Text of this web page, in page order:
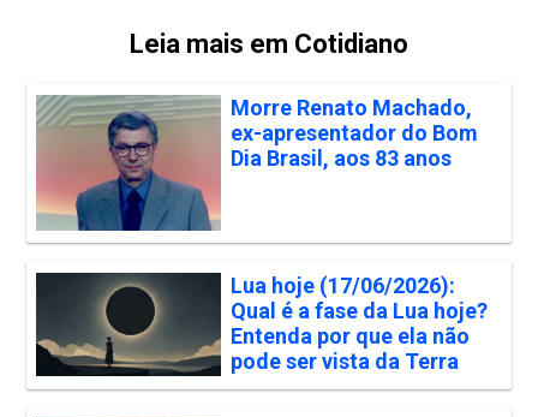
Leia mais em Cotidiano
Morre Renato Machado,
ex-apresentador do Bom
Dia Brasil, aos 83 anos
Lua hoje (17/06/2026):
Qual é a fase da Lua hoje?
Entenda por que ela não
pode ser vista da Terra